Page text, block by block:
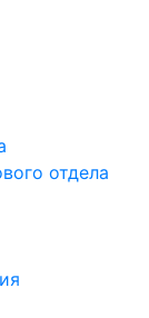
отдела